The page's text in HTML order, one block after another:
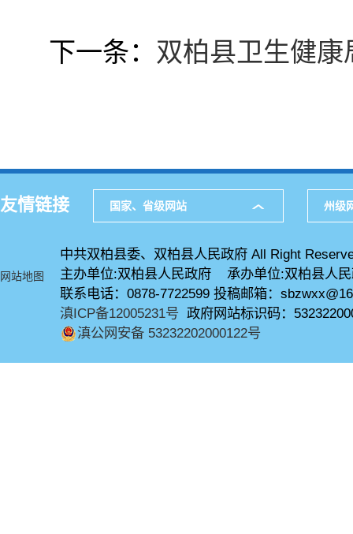
下一条： 双柏县卫生健
友情链接 国家、省级网站 州级
网站地图
中共双柏县委、双柏县人民政府 All Right
主办单位:双柏县人民政府 承办单位:双柏县人
联系电话：0878-7722599 投稿邮箱：
滇ICP备12005231号 政府网站标识码：
滇公网安备 53232202000122号